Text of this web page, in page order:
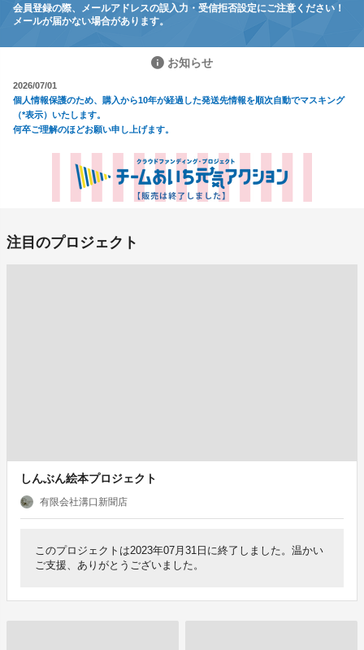
会員登録の際、メールアドレスの誤入力・受信拒否設定にご注意ください！
メールが届かない場合があります。
お知らせ
2026/07/01
個人情報保護のため、購入から10年が経過した発送先情報を順次自動でマスキング
（*表示）いたします。
何卒ご理解のほどお願い申し上げます。
注目のプロジェクト
しんぶん絵本プロジェクト
有限会社溝口新聞店
このプロジェクトは2023年07月31日に終了しました。温かい
ご支援、ありがとうございました。